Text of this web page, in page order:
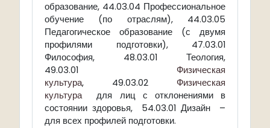
образование, 44.03.04 Профессиональное
обучение (по отраслям), 44.03.05
Педагогическое образование (с двумя
профилями подготовки), 47.03.01
Философия, 48.03.01 Теология,
49.03.01 Физическая
культура, 49.03.02 Физическая
культурадля лиц с отклонениями в
состоянии здоровья, 54.03.01 Дизайн –
для всех профилей подготовки.